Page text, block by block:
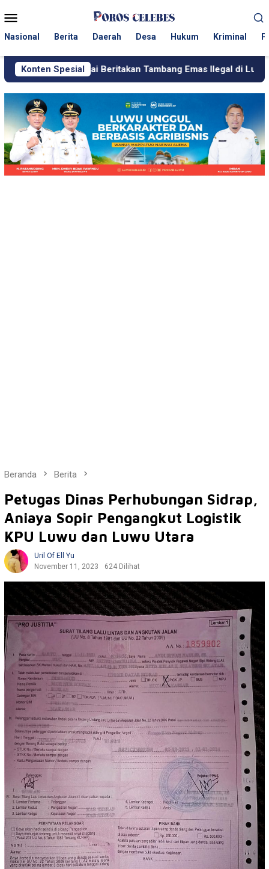
ke
Mobile
Nasional Berita Daerah Desa Hukum Kriminal
Konten Spesial
Beritakan Tambang Emas Ilegal di Luwu, Wartawan
Beranda Berita
Petugas Dinas Perhubungan Sidrap,
Aniaya Sopir Pengangkut Logistik
KPU Luwu dan Luwu Utara
Uril Of Ell Yu
November 11, 2023
624 Dilihat